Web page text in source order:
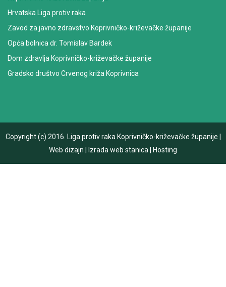
Hrvatska Liga protiv raka
Zavod za javno zdravstvo Koprivničko-križevačke županije
Opća bolnica dr. Tomislav Bardek
Dom zdravlja Koprivničko-križevačke županije
Gradsko društvo Crvenog križa Koprivnica
Copyright (c) 2016. Liga protiv raka Koprivničko-križevačke županije
Web dizajn
Izrada web stanica Hosting